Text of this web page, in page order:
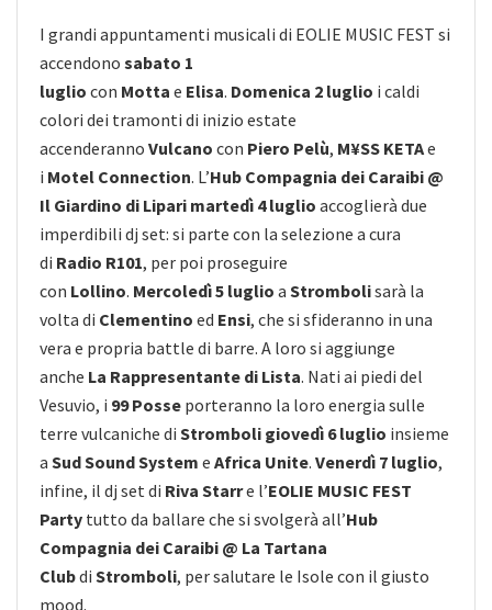
I grandi appuntamenti musicali di EOLIE MUSIC FEST si
accendono sabato 1
luglio con Motta e Elisa. Domenica 2 luglio i caldi
colori dei tramonti di inizio estate
accenderanno Vulcano con Piero Pelù, M¥SS KETAe
i Motel Connection. L’Hub Compagnia dei Caraibi @
Il Giardino di Lipari martedì 4 luglio accoglierà due
imperdibili dj set: si parte con la selezione a cura
di Radio R101, per poi proseguire
con Lollino. Mercoledì 5 luglio a Strombolisarà la
volta di Clementino ed Ensi, che si sfideranno in una
vera e propria battle di barre. A loro si aggiunge
anche La Rappresentante di Lista. Nati ai piedi del
Vesuvio, i 99 Posse porteranno la loro energia sulle
terre vulcaniche di Stromboli giovedì 6 luglio insieme
a Sud Sound System e Africa Unite. Venerdì 7 luglio,
infine, il dj set di Riva Starre l’EOLIE MUSIC FEST
Party tutto da ballare che si svolgerà all’Hub
Compagnia dei Caraibi @ La Tartana
Clubdi Stromboli, per salutare le Isole con il giusto
mood.